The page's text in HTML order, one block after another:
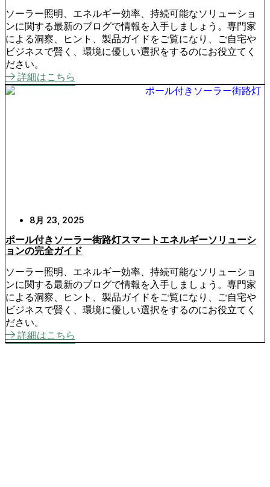
ソーラー照明、エネルギー効率、持続可能なソリューショ
ンに関する最新のブログで情報を入手しましょう。専門家
による洞察、ヒント、製品ガイドをご覧になり、ご自宅や
ビジネスで賢く、環境に優しい選択をするのにお役立てく
ださい。
詳細はこちら
8月 23, 2025
ポール付きソーラー街路灯スマートエネルギーソリューシ
ョンの完全ガイド
ソーラー照明、エネルギー効率、持続可能なソリューショ
ンに関する最新のブログで情報を入手しましょう。専門家
による洞察、ヒント、製品ガイドをご覧になり、ご自宅や
ビジネスで賢く、環境に優しい選択をするのにお役立てく
ださい。
詳細はこちら